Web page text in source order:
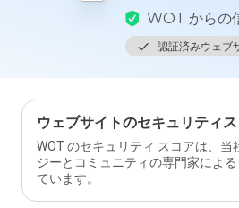
WOT からの
認証済みウェブ
ウェブサイトのセキュリティ
WOT のセキュリティ スコアは、当
ジーとコミュニティの専門家によ
ています。
どの
よう
に評
価し
ます
か？